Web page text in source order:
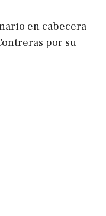
en cabecera
por su